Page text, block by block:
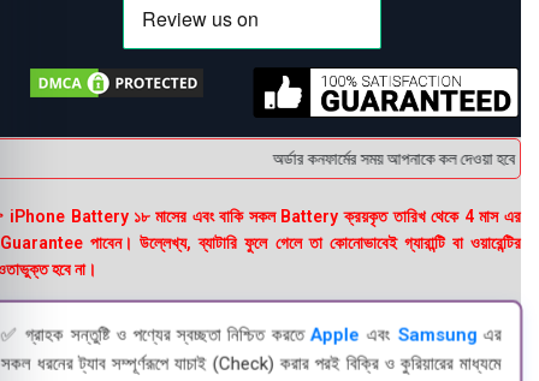
অর্ডার কনফার্মের সময় আপনাকে কল দেওয়া হবে ।
Battery ১৮ মাসের এবং বাকি সকল Battery ক্রয়কৃত তারিখ থেকে 4 মাস এর
পাবেন। উল্লেখ্য, ব্যাটারি ফুলে গেলে তা কোনোভাবেই গ্যারান্টি বা ওয়ারেন্টির
হবে না।
✅ গ্রাহক সন্তুষ্টি ও পণ্যের স্বচ্ছতা নিশ্চিত করতেApple এবং Samsung এর
সকল ধরনের ট্যাব সম্পূর্ণরূপে যাচাই (Check) করার পরই বিক্রি ও কুরিয়ারের মাধ্যমে